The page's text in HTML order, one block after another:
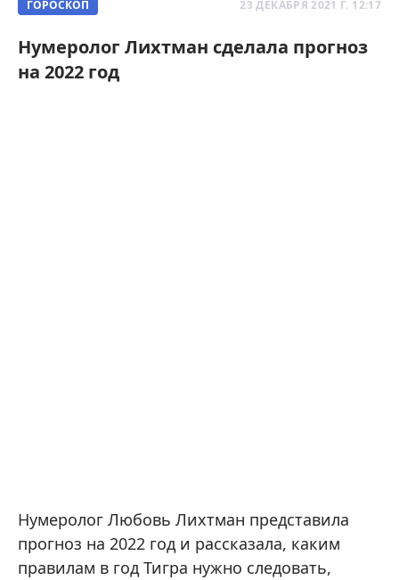
ГОРОСКОП 23 ДЕКАБРЯ 2021 Г. 12:17
Нумеролог Лихтман сделала прогноз
на 2022 год
Нумеролог Любовь Лихтман представила
прогноз на 2022 год и рассказала, каким
правилам в год Тигра нужно следовать,